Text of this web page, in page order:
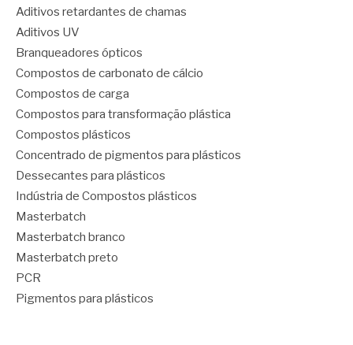
Aditivos retardantes de chamas
Aditivos UV
Branqueadores ópticos
Compostos de carbonato de cálcio
Compostos de carga
Compostos para transformação plástica
Compostos plásticos
Concentrado de pigmentos para plásticos
Dessecantes para plásticos
Indústria de Compostos plásticos
Masterbatch
Masterbatch branco
Masterbatch preto
PCR
Pigmentos para plásticos